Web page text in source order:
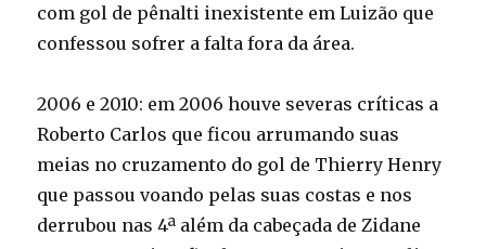
com gol de pênalti inexistente em Luizão que
confessou sofrer a falta fora da área.
2006 e 2010: em 2006 houve severas críticas a
Roberto Carlos que ficou arrumando suas
meias no cruzamento do gol de Thierry Henry
que passou voando pelas suas costas e nos
derrubou nas 4ª além da cabeçada de Zidane